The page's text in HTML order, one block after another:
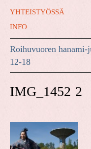
YHTEISTYÖSSÄ
INFO
Roihuvuoren
12-18
IMG_1452 2